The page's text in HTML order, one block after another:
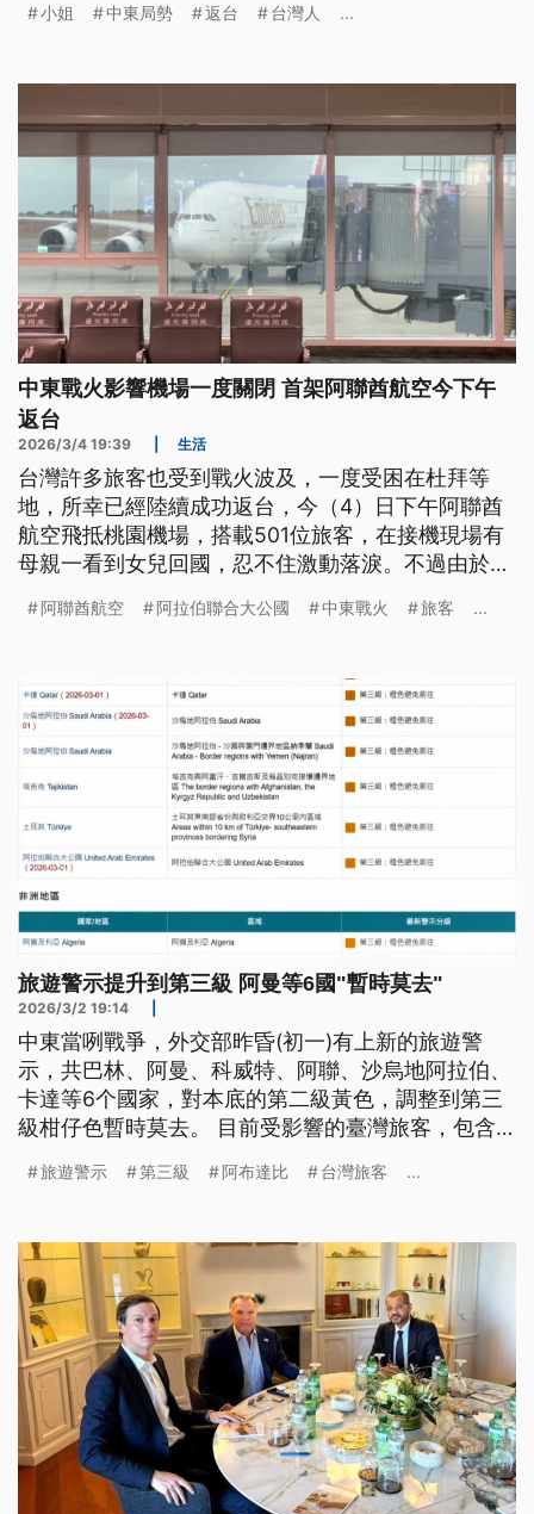
吉隆坡再返台；她也透露，要從卡達走陸路離境很不
小姐 中東局勢 返台 台灣人 ...
中東戰火影響機場一度關閉 首架阿聯酋航空今下午
返台
2026/3/4 19:39 生活
台灣許多旅客也受到戰火波及，一度受困在杜拜等
地，所幸已經陸續成功返台，今（4）日下午阿聯酋
航空飛抵桃園機場，搭載501位旅客，在接機現場有
母親一看到女兒回國，忍不住激動落淚。不過由於卡
台灣人組成自救會，自行洽詢旅行社包車離開卡達，
阿聯酋航空 阿拉伯聯合大公國 中東戰火 旅客 ...
旅遊警示提升到第三級 阿曼等6國"暫時莫去"
2026/3/2 19:14
中東當咧戰爭，外交部昨昏(初一)有上新的旅遊警
示，共巴林、阿曼、科威特、阿聯、沙烏地阿拉伯、
卡達等6个國家，對本底的第二級黃色，調整到第三
級柑仔色暫時莫去。 目前受影響的臺灣旅客，包含
行政院長卓榮泰長今仔日(初二)也招各部會，聽中東
台語文）
旅遊警示 第三級 阿布達比 台灣旅客 ...